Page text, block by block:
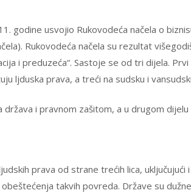
godine usvojio Rukovodeća načela o
Rukovodeća načela su rezultat
i preduzeća“. Sastoje se od tri dijela.
ljduska prava, a treći na sudsku i
i pravnom zašitom, a u drugom
prava od strane trećih lica,
takvih povreda. Države su